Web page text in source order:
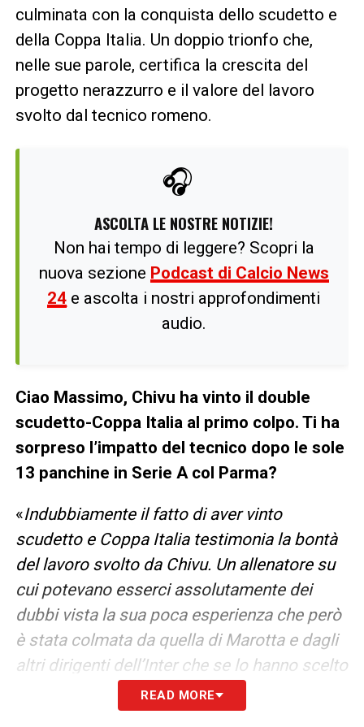
culminata con la conquista dello scudetto e
della Coppa Italia. Un doppio trionfo che,
nelle sue parole, certifica la crescita del
progetto nerazzurro e il valore del lavoro
svolto dal tecnico romeno.
🎧
ASCOLTA LE NOSTRE NOTIZIE!
Non hai tempo di leggere? Scopri la
nuova sezione Podcast di Calcio News
24 e ascolta i nostri approfondimenti
audio.
Ciao Massimo, Chivu ha vinto il double
scudetto-Coppa Italia al primo colpo. Ti ha
sorpreso l’impatto del tecnico dopo le sole
13 panchine in Serie A col Parma?
«Indubbiamente il fatto di aver vinto
scudetto e Coppa Italia testimonia la bontà
del lavoro svolto da Chivu. Un allenatore su
cui potevano esserci assolutamente dei
dubbi vista la sua poca esperienza che però
è stata colmata da quella di Marotta e dagli
altri dirigenti dell’Inter che se lo hanno scelto
ne conoscevano le qualità tecniche e umane.
Quindi credo che abbia fatto un ottimo
READ MORE